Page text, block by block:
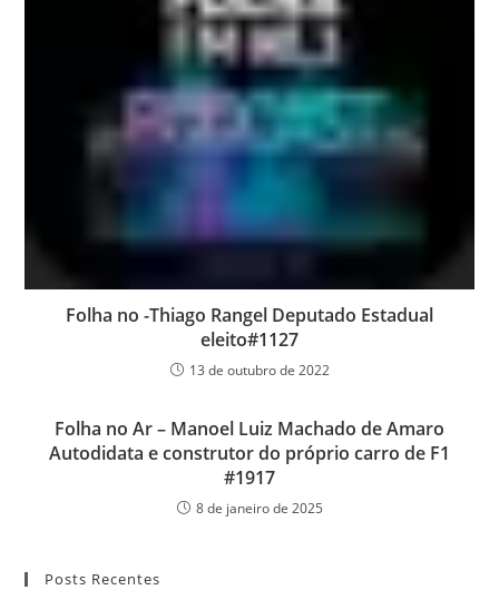
Folha no -Thiago Rangel Deputado Estadual
eleito#1127
13 de outubro de 2022
Folha no Ar – Manoel Luiz Machado de Amaro
Autodidata e construtor do próprio carro de F1
#1917
8 de janeiro de 2025
Posts Recentes